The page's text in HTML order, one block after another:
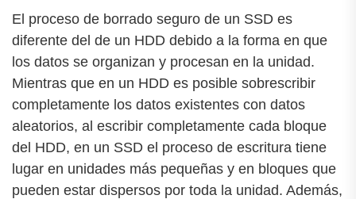
El proceso de borrado seguro de un SSD es
diferente del de un HDD debido a la forma en que
los datos se organizan y procesan en la unidad.
Mientras que en un HDD es posible sobrescribir
completamente los datos existentes con datos
aleatorios, al escribir completamente cada bloque
del HDD, en un SSD el proceso de escritura tiene
lugar en unidades más pequeñas y en bloques que
pueden estar dispersos por toda la unidad. Además,